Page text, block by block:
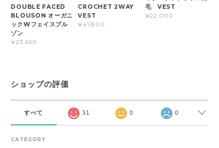
DOUBLE FACED
BLOUSON オーガニ
ックWフェイスブル
ゾン
¥23,650
CROCHET 2WAY
VEST
¥41,800
毛 VEST
¥22,000
ショップの評価
すべて 31 0 0
CATEGORY